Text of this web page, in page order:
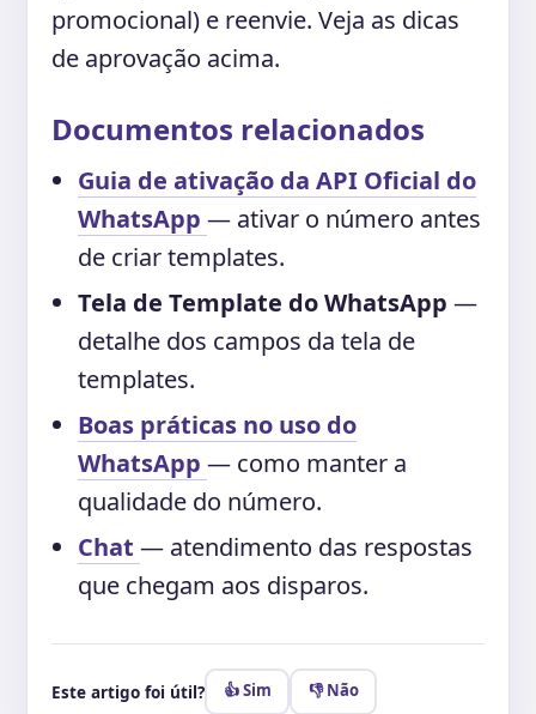
promocional) e reenvie. Veja as dicas
de aprovação acima.
Documentos relacionados
Guia de ativação da API Oficial do
WhatsApp — ativar o número antes
de criar templates.
Tela de Template do WhatsApp —
detalhe dos campos da tela de
templates.
Boas práticas no uso do
WhatsApp — como manter a
qualidade do número.
Chat — atendimento das respostas
que chegam aos disparos.
Este artigo foi útil? 👍 Sim 👎 Não